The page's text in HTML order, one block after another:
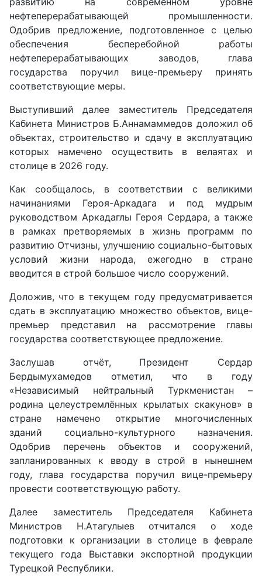
нефтеперерабатывающей промышленности.
Одобрив предложение, подготовленное с целью
обеспечения бесперебойной работы
нефтеперерабатывающих заводов, глава
государства поручил вице-премьеру принять
соответствующие меры.
Выступивший далее заместитель Председателя
Кабинета Министров Б.Аннамаммедов доложил об
объектах, строительство и сдачу в эксплуатацию
которых намечено осуществить в велаятах и
столице в 2026 году.
Как сообщалось, в соответствии с великими
начинаниями Героя-­Аркадага и под мудрым
руководством Аркадаглы Героя Сердара, а также
в рамках претворяемых в жизнь программ по
развитию Отчизны, улучшению социально-бытовых
условий жизни народа, ежегодно в стране
вводится в строй большое число сооружений.
Доложив, что в текущем году предусматривается
сдать в эксплуатацию множество объектов, вице-
премьер представил на рассмотрение главы
государства соответствующее предложение.
Заслушав отчёт, Президент Сердар
Бердымухамедов отметил, что в году
«Независимый нейтральный Туркменистан –
родина целеустремлённых крылатых скакунов» в
стране намечено открытие многочисленных
зданий социально-культурного назначения.
Одобрив перечень объектов и сооружений,
запланированных к вводу в строй в нынешнем
году, глава государства поручил вице-премьеру
провести соответствующую работу.
Далее заместитель Председателя Кабинета
Министров Н.Атагулыев отчитался о ходе
подготовки к организации в столице в феврале
текущего года Выставки экспортной продукции
Турецкой Республики.